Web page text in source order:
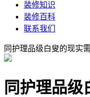
装修知识
装修百科
联系我们
同护理品级白叟的现实
同护理品级